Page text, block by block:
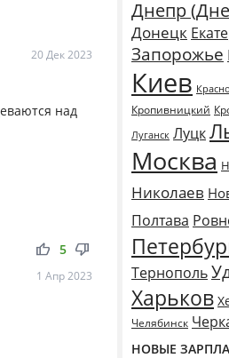
20 Дек 2023
над
thumb_up thumb_down
5
1 Апр 2023
Днепр
Донецк
Запорожье
Киев
Кропивницкий
Луганск Луцк
Москва
Николаев
Полтава
Тернополь
Харьков
Челябинск
НОВЫЕ